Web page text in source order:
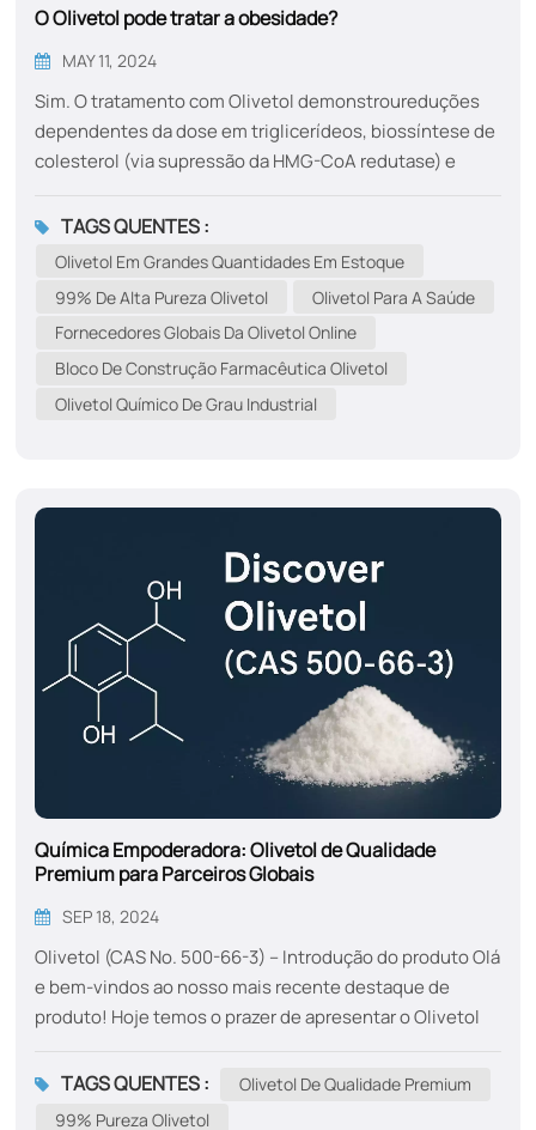
O Olivetol pode tratar a obesidade?
MAY 11, 2024
Sim. O tratamento com Olivetol demonstroureduções
dependentes da dose em triglicerídeos, biossíntese de
colesterol (via supressão da HMG-CoA redutase) e
eficazmente a esteato-hepatite induzida pela
obesidade. Isso foi corroborado pela normalização dos
níveis de enzimas hepáticas (ALT/AST), indicando
efeitos hepatoprotetores significativos. Esses achados
comprovam o potencial terapêutico multialvo do
Olivetol contra a desregulação metabólica na
obesidade, embora pesquisas adicionais sejam
Figura 1. OlivetolOlivetol exibe umadose-resposta
divergente​: doses baixas reduzem as enzimas hepátic...
TAGS QUENTES :
Olivetol Em Grandes Quantidades Em Estoque
99% De Alta Pureza Olivetol
Olivetol Para A Saúde
Fornecedores Globais Da Olivetol Online
Bloco De Construção Farmacêutica Olivetol
Olivetol Químico De Grau Industrial
Química Empoderadora: Olivetol de Qualidade
Premium para Parceiros Globais
SEP 18, 2024
Olivetol (CAS No. 500-66-3) – Introdução do produto Olá
e bem-vindos ao nosso mais recente destaque de
produto! Hoje temos o prazer de apresentar o Olivetol
qualidade que fornecemos a clientes globais,
TAGS QUENTES :
Olivetol De Qualidade Premium
99% Pureza Olivetol